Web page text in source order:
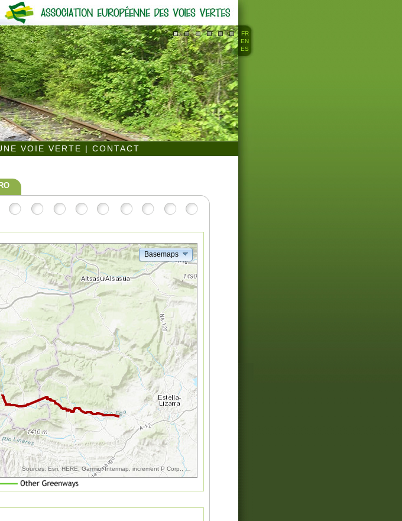
FR
EN
ES
VOIE VERTE | CONTACT
Basemaps
Sources: Esri, HERE, Garmin, Intermap, increment P Corp., GEBCO, USGS, FAO, NPS, NRCAN, GeoBase, IGN, Kadaster NL,